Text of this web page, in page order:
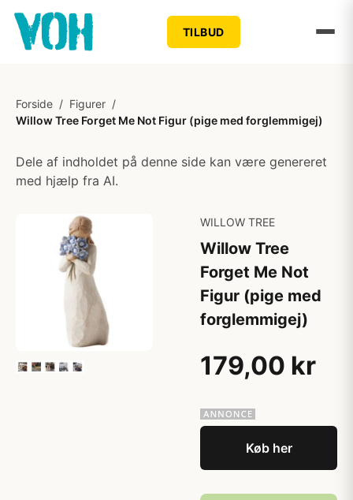
TILBUD
Forside / Figurer /
Willow Tree Forget Me Not Figur (pige med forglemmigej)
Dele af indholdet på denne side kan være genereret
med hjælp fra AI.
WILLOW TREE
Willow Tree
Forget Me Not
Figur (pige med
forglemmigej)
179,00 kr
Køb her